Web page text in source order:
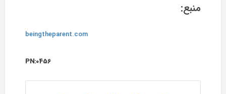
منبع:
beingtheparent.com
PN:0456